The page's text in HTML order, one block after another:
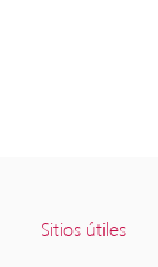
Sitios útiles